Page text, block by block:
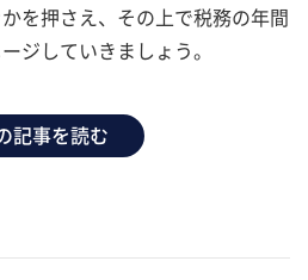
を押さえ、その上で税務の年間
ジしていきましょう。
記事を読む